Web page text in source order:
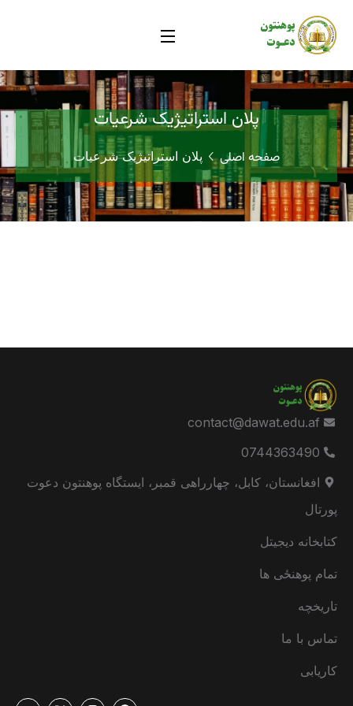
پلان استراتیژیک شرعیات
صفحه اصلی پلان استراتیژیک شرعیات
contact@dawat.edu.af
0744363490
افغانستان، کابل، چهارراهی قمبر، ایستگاه پوهنتون دعوت
پورتال
کتابخانه دیجیتل
تمام پوهنځی ها
تاریخچه
تماس با ما
کاریابی